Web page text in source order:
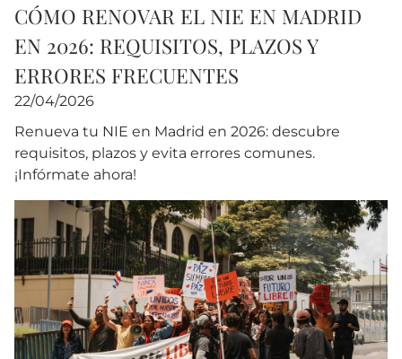
CÓMO RENOVAR EL NIE EN MADRID
EN 2026: REQUISITOS, PLAZOS Y
ERRORES FRECUENTES
22/04/2026
Renueva tu NIE en Madrid en 2026: descubre
requisitos, plazos y evita errores comunes.
¡Infórmate ahora!